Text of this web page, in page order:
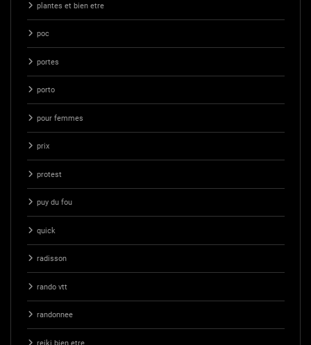
plantes et bien etre
poc
portes
porto
pour femmes
prix
protest
puy du fou
quick
radisson
rando vtt
randonnee